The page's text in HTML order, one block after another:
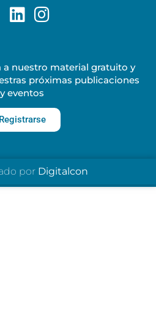
a nuestro material gratuito y
próximas publicaciones
y eventos
Registrarse
por Digitalcon